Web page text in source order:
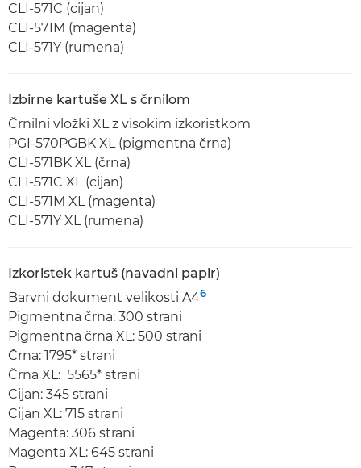
CLI-571C (cijan)
CLI-571M (magenta)
CLI-571Y (rumena)
Izbirne kartuše XL s črnilom
Črnilni vložki XL z visokim izkoristkom
PGI-570PGBK XL (pigmentna črna)
CLI-571BK XL (črna)
CLI-571C XL (cijan)
CLI-571M XL (magenta)
CLI-571Y XL (rumena)
Izkoristek kartuš (navadni papir)
Barvni dokument velikosti A46
Pigmentna črna: 300 strani
Pigmentna črna XL: 500 strani
Črna: 1795* strani
Črna XL: 5565* strani
Cijan: 345 strani
Cijan XL: 715 strani
Magenta: 306 strani
Magenta XL: 645 strani